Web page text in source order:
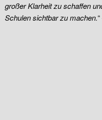
großer Klarheit zu schaffen
Schulen sichtbar zu machen.